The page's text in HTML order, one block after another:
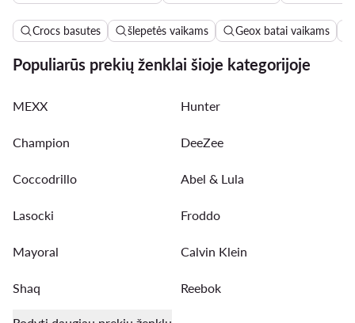
Crocs basutes šlepetės vaikams Geox batai vaikams
Populiarūs prekių ženklai šioje kategorijoje
MEXX Hunter
Champion DeeZee
Coccodrillo Abel & Lula
Lasocki Froddo
Mayoral Calvin Klein
Shaq Reebok